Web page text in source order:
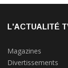
L'ACTUALITÉ
Magazines
Divertissements